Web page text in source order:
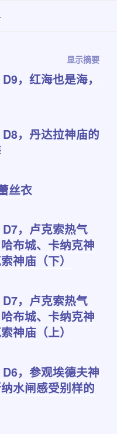
显示摘要
，红海也是海，
D8，丹达拉神庙的
丝衣
D7，卢克索热气
布城、卡纳克神
神庙（下）
D7，卢克索热气
布城、卡纳克神
神庙（上）
D6，参观埃德夫神
水闸感受别样的